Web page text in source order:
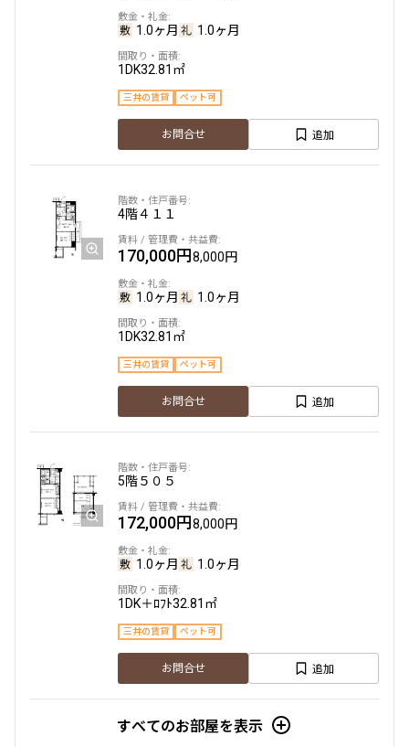
1.0ヶ月 1.0ヶ月
1DK32.81㎡
三井の賃貸 ペット可
お問合せ 追加
4階４１１
170,000円8,000円
1.0ヶ月 1.0ヶ月
1DK32.81㎡
三井の賃貸 ペット可
お問合せ 追加
5階５０５
172,000円8,000円
1.0ヶ月 1.0ヶ月
1DK＋ﾛﾌﾄ32.81㎡
三井の賃貸 ペット可
お問合せ 追加
すべてのお部屋を表示